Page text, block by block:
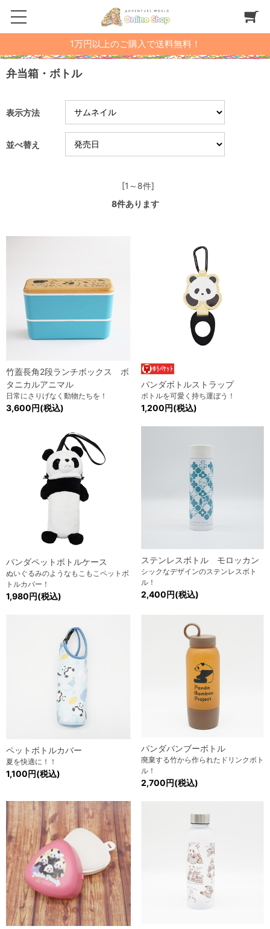
1万円以上のご購入で送料無料！
弁当箱・ボトル
表示方法
並べ替え
[1～8件]
8件あります
竹蓋長角2段ランチボックス ボ
タニカルアニマル
日常にさりげなく動物たちを！
3,600円(税込)
パンダボトルストラップ
ボトルを可愛く持ち運ぼう！
1,200円(税込)
パンダペットボトルケース
ぬいぐるみのようなもこもこペットボ
トルカバー！
1,980円(税込)
ステンレスボトル モロッカン
シックなデザインのステンレスボト
ル！
2,400円(税込)
ペットボトルカバー
夏を快適に！！
1,100円(税込)
パンダバンブーボトル
廃棄する竹から作られたドリンクボト
ル！
2,700円(税込)